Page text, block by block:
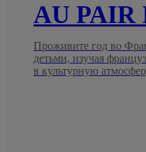
AU PAIR
Проживите год во
детьми, изучая
в культурную